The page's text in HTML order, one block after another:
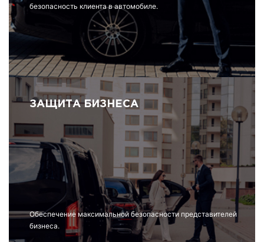
безопасность клиента в автомобиле.
ЗАЩИТА БИЗНЕСА
Обеспечение максимальной безопасности представителей
бизнеса.